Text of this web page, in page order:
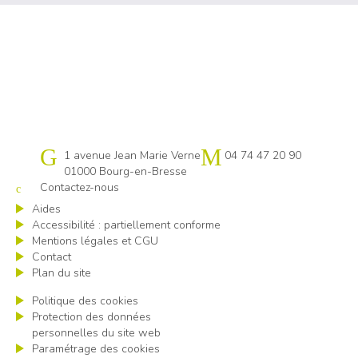
Cap emploi 01
1 avenue Jean Marie Verne
01000 Bourg-en-Bresse
04 74 47 20 90
Contactez-nous
Aides
Accessibilité : partiellement conforme
Mentions légales et CGU
Contact
Plan du site
Politique des cookies
Protection des données
personnelles du site web
Paramétrage des cookies